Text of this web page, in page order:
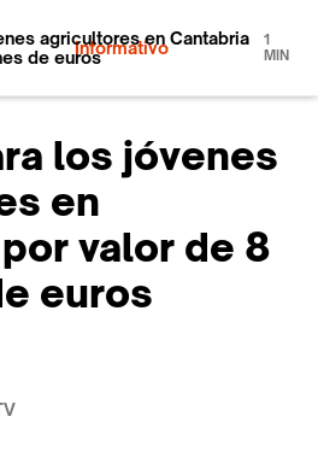
Informativo
agricultores en Cantabria
de euros
1
MIN
los jóvenes
en
valor de 8
euros